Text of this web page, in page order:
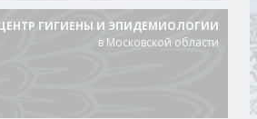
ГИГИЕНЫ И ЭПИДЕМИОЛОГИИ
в Московской области